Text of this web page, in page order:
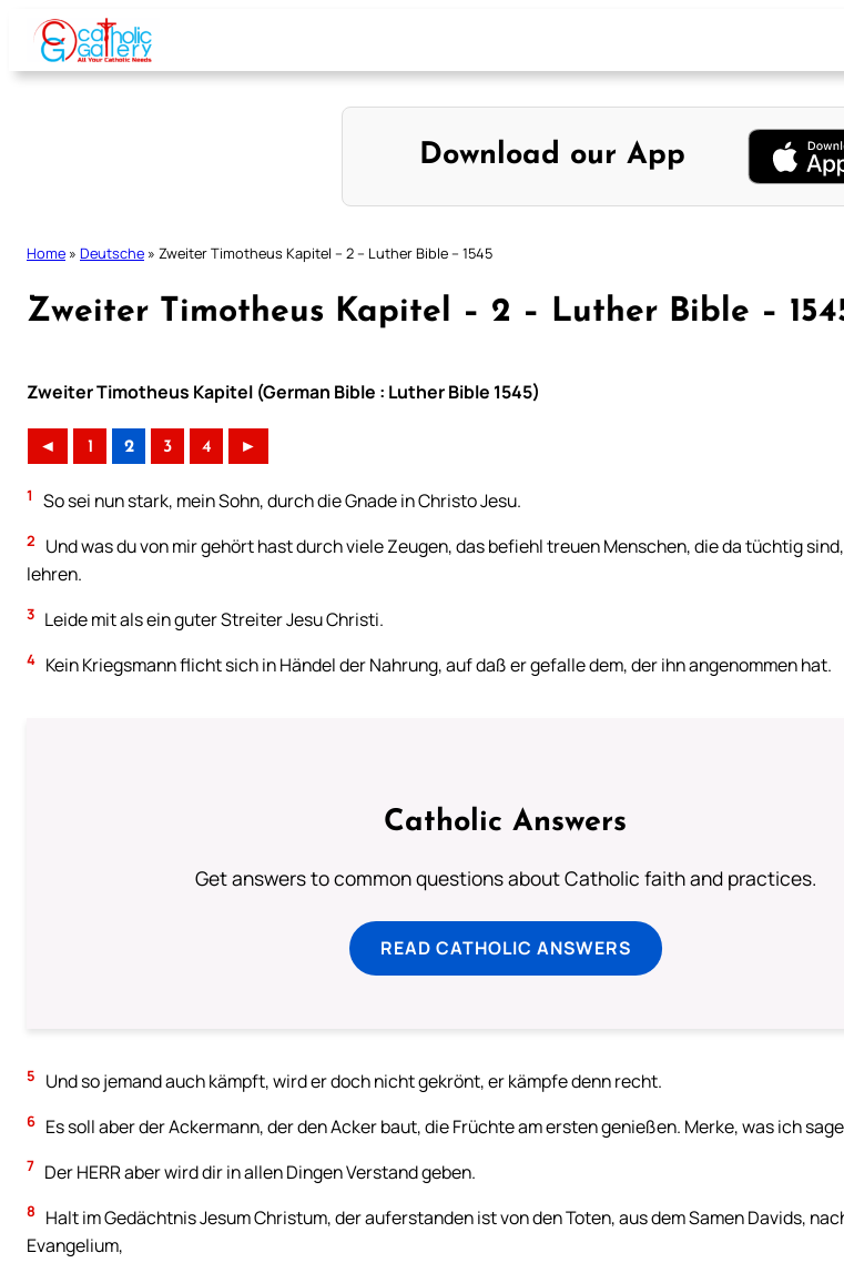
Skip
content
Download our App
Home » Deutsche » Zweiter Timotheus Kapitel – 2 – Luther Bible – 1545
Zweiter Timotheus Kapitel – 2 – Luther Bible –
Zweiter Timotheus Kapitel (German Bible : Luther Bible 1545)
◄ 1 2 3 4 ►
1 So sei nun stark, mein Sohn, durch die Gnade in Christo Jesu.
2
Und was du von mir gehört hast durch viele Zeugen, das befiehl treuen Menschen, die da tüchtig
lehren.
3 Leide mit als ein guter Streiter Jesu Christi.
4 Kein Kriegsmann flicht sich in Händel der Nahrung, auf daß er gefalle dem, der ihn angenommen hat.
Catholic Answers
Get answers to common questions about Catholic faith and practices.
READ CATHOLIC ANSWERS
5 Und so jemand auch kämpft, wird er doch nicht gekrönt, er kämpfe denn recht.
6 Es soll aber der Ackermann, der den Acker baut, die Früchte am ersten genießen. Merke, was ich
7 Der HERR aber wird dir in allen Dingen Verstand geben.
8
Halt im Gedächtnis Jesum Christum, der auferstanden ist von den Toten, aus dem Samen Davids,
Evangelium,